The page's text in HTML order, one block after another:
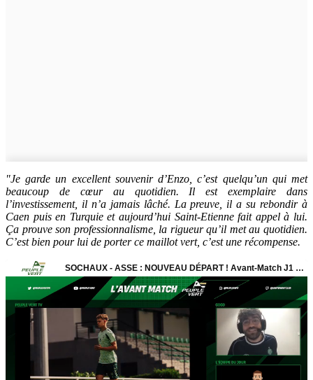
"Je garde un excellent souvenir d’Enzo, c’est quelqu’un qui met
beaucoup de cœur au quotidien. Il est exemplaire dans
l’investissement, il n’a jamais lâché. La preuve, il a su rebondir à
Caen puis en Turquie et aujourd’hui Saint-Etienne fait appel à lui.
Ça prouve son professionnalisme, la rigueur qu’il met au quotidien.
C’est bien pour lui de porter ce maillot vert, c’est une récompense.